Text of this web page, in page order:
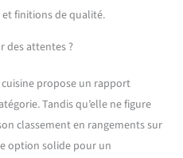
Design
confortable et une
SYSTÈME DE
PROTECTION NEXUS
PRO++ & LONGÉVITÉ – Les
en polymère ABS
protègent
finitions de qualité.
des attentes ?
cuisine propose un rapport
Tandis qu’elle ne figure
classement en rangements sur
option solide pour un